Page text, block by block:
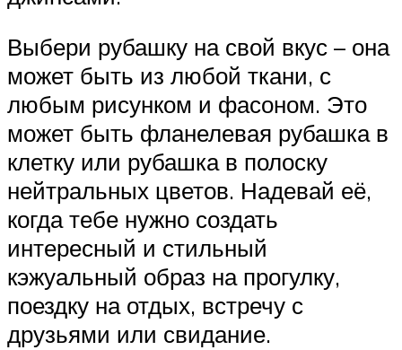
Выбери рубашку на свой вкус – она
может быть из любой ткани, с
любым рисунком и фасоном. Это
может быть фланелевая рубашка в
клетку или рубашка в полоску
нейтральных цветов. Надевай её,
когда тебе нужно создать
интересный и стильный
кэжуальный образ на прогулку,
поездку на отдых, встречу с
друзьями или свидание.